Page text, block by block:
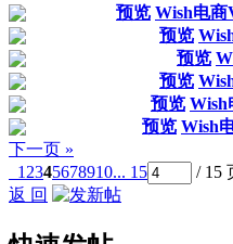
预览 Wish电商
预览
预览
预览
预览 Wish
预览 Wish
下一页 »
1 2345678910... 15 / 15
返 回